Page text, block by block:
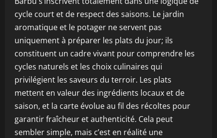
cycle court et de respect des saisons. Le jardin
aromatique et le potager ne servent pas
uniquement à préparer les plats du jour; ils
constituent un cadre vivant pour comprendre les
cycles naturels et les choix culinaires qui
privilégient les saveurs du terroir. Les plats
mettent en valeur des ingrédients locaux et de
saison, et la carte évolue au fil des récoltes pour
garantir fraîcheur et authenticité. Cela peut
sembler simple, mais c’est en réalité une